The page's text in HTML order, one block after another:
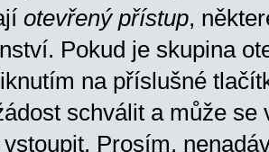
otevřený přístup,
Pokud je skupina
na příslušné
schválit a může se
Prosím,